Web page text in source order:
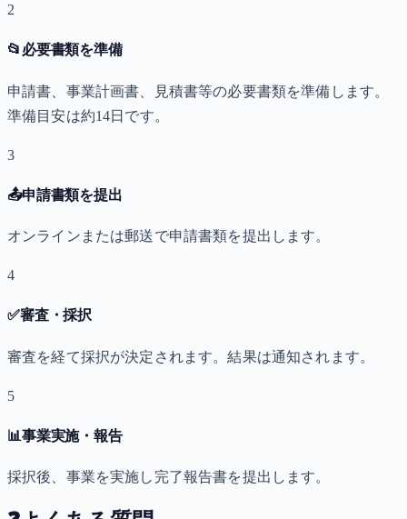
2
📂 必要書類を準備
申請書、事業計画書、見積書等の必要書類を準備します。
準備目安は約14日です。
3
📤申請書類を提出
オンラインまたは郵送で申請書類を提出します。
4
✅審査・採択
審査を経て採択が決定されます。結果は通知されます。
5
📊事業実施・報告
採択後、事業を実施し完了報告書を提出します。